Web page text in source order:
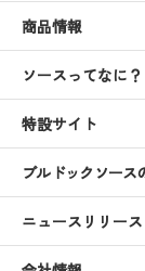
商品情報
ソースってなに？
特設サイト
ブルドックソース
ニュースリリース